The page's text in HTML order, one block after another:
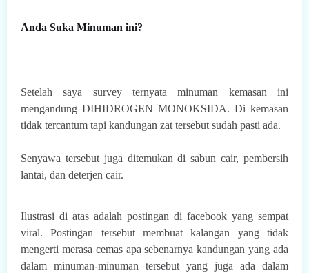
Anda Suka Minuman ini?
Setelah saya survey ternyata minuman kemasan ini
mengandung DIHIDROGEN MONOKSIDA. Di kemasan
tidak tercantum tapi kandungan zat tersebut sudah pasti ada.
Senyawa tersebut juga ditemukan di sabun cair, pembersih
lantai, dan deterjen cair.
Ilustrasi di atas adalah postingan di facebook yang sempat
viral. Postingan tersebut membuat kalangan yang tidak
mengerti merasa cemas apa sebenarnya kandungan yang ada
dalam minuman-minuman tersebut yang juga ada dalam